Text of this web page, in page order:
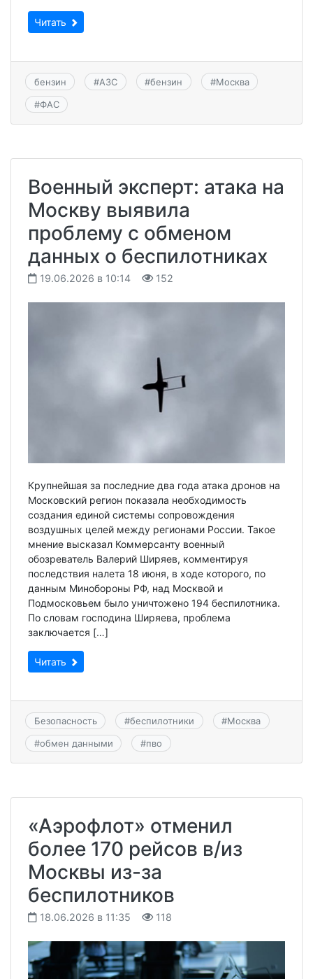
Читать
бензин #АЗС #бензин #Москва
#ФАС
Военный эксперт: атака на
Москву выявила
проблему с обменом
данных о беспилотниках
19.06.2026 в 10:14 152
Крупнейшая за последние два года атака дронов на
Московский регион показала необходимость
создания единой системы сопровождения
воздушных целей между регионами России. Такое
мнение высказал Коммерсанту военный
обозреватель Валерий Ширяев, комментируя
последствия налета 18 июня, в ходе которого, по
данным Минобороны РФ, над Москвой и
Подмосковьем было уничтожено 194 беспилотника.
По словам господина Ширяева, проблема
заключается […]
Читать
Безопасность #беспилотники #Москва
#обмен данными #пво
«Аэрофлот» отменил
более 170 рейсов в/из
Москвы из-за
беспилотников
18.06.2026 в 11:35 118